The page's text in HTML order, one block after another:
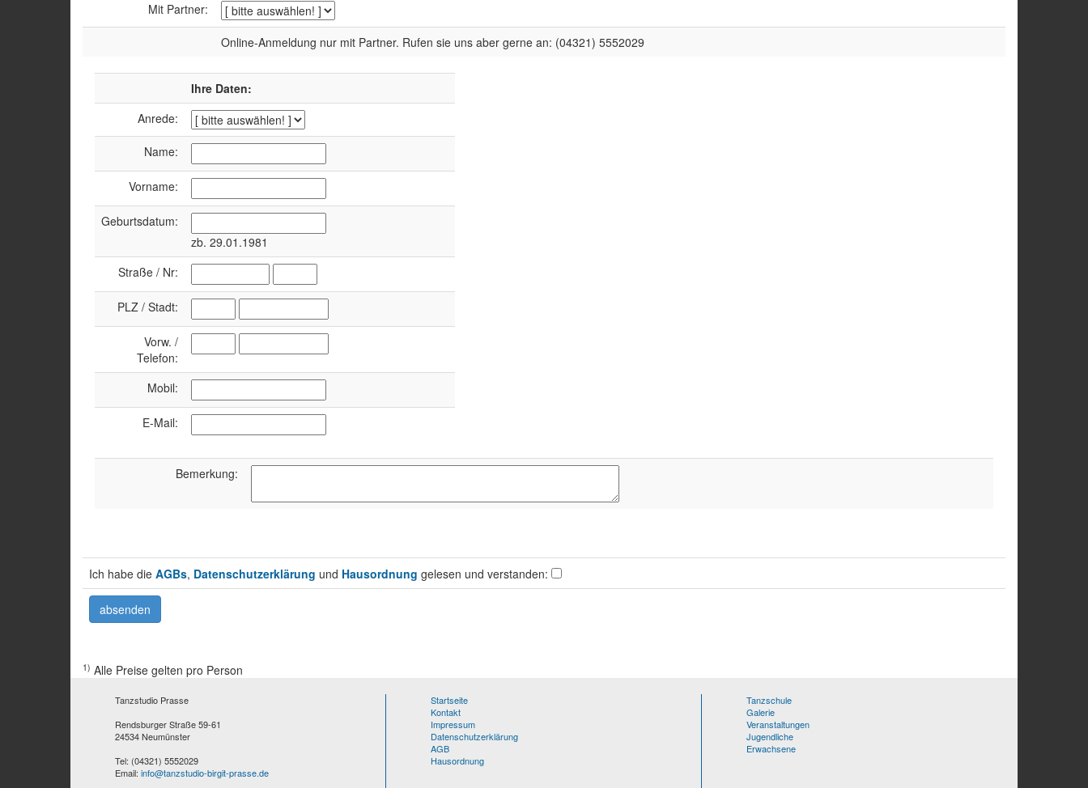
Mit Partner:
Online-Anmeldung nur mit Partner. Rufen sie uns aber gerne an: (04321) 5552029
Ihre Daten:
Anrede:
Name:
Vorname:
Geburtsdatum:
zb. 29.01.1981
Straße / Nr:
PLZ / Stadt:
Vorw. /
Telefon:
Mobil:
E-Mail:
Bemerkung:
Ich habe die AGBs, Datenschutzerklärung und Hausordnung gelesen und verstanden:
1) Alle Preise gelten pro Person
Tanzstudio Prasse
Rendsburger Straße 59-61
24534 Neumünster
Tel: (04321) 5552029
Email: info@tanzstudio-birgit-prasse.de
Startseite
Kontakt
Impressum
Datenschutzerklärung
AGB
Hausordnung
Tanzschule
Galerie
Veranstaltungen
Jugendliche
Erwachsene